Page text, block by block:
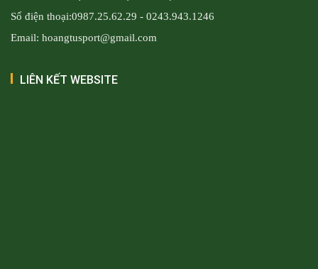
Số điện thoại:0987.25.62.29 - 0243.943.1246
Email: hoangtusport@gmail.com
LIÊN KẾT WEBSITE